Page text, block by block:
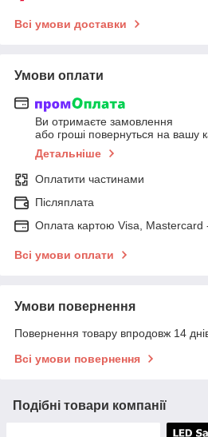
Всі умови доставки
Умови оплати
Ви отримаєте замовлення
або гроші повернуться на вашу
Детальніше
Оплатити частинами
Післяплата
Оплата картою Visa, Mastercard
Всі умови оплати
Умови повернення
Повернення товару впродовж 14
Всі умови повернення
Подібні товари компанії